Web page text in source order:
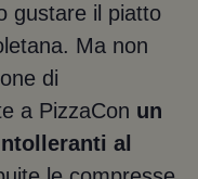
gustare il piatto
Ma non
di
a PizzaCon un
al